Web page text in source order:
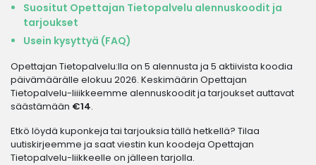
Suositut Opettajan Tietopalvelu alennuskoodit ja
tarjoukset
Usein kysyttyä (FAQ)
Opettajan Tietopalvelu:lla on 5 alennusta ja 5 aktiivista koodia
päivämäärälle elokuu 2026. Keskimäärin Opettajan
Tietopalvelu-liiikkeemme alennuskoodit ja tarjoukset auttavat
säästämään €14.
Etkö löydä kuponkeja tai tarjouksia tällä hetkellä? Tilaa
uutiskirjeemme ja saat viestin kun koodeja Opettajan
Tietopalvelu-liikkeelle on jälleen tarjolla.